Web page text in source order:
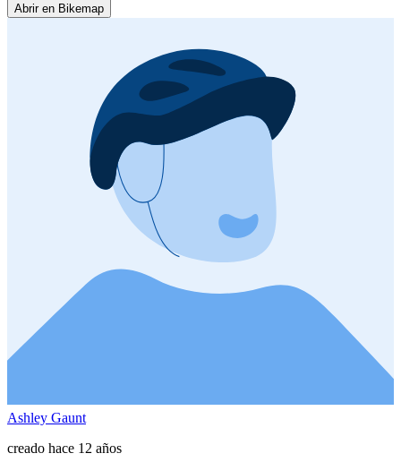
Abrir en Bikemap
Ashley Gaunt
creado hace 12 años